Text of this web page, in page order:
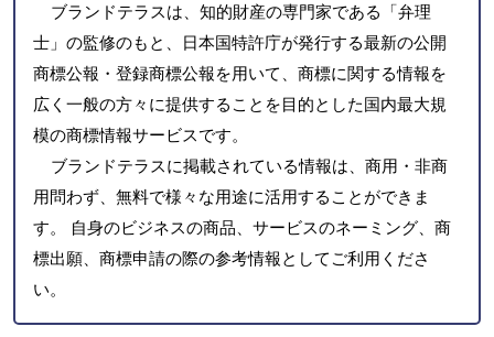
ブランドテラスは、知的財産の専門家である「弁理
士」の監修のもと、日本国特許庁が発行する最新の公開
商標公報・登録商標公報を用いて、商標に関する情報を
広く一般の方々に提供することを目的とした国内最大規
模の商標情報サービスです。
ブランドテラスに掲載されている情報は、商用・非商
用問わず、無料で様々な用途に活用することができま
す。 自身のビジネスの商品、サービスのネーミング、商
標出願、商標申請の際の参考情報としてご利用くださ
い。